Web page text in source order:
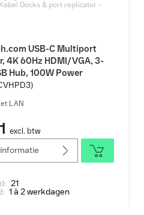
USB-C Multiport
4K 60Hz HDMI/VGA, 3-
Hub, 100W Power
Pass-Through, GbE,
Mini Dock, 30cm Wrap-
Kabel Docks & port
- Grijs
LAN
excl. btw
21
1 à 2 werkdagen